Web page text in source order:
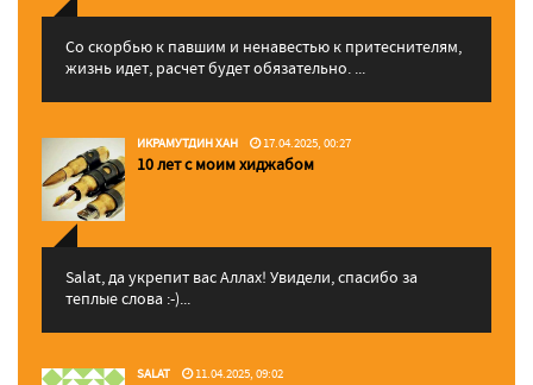
Со скорбью к павшим и ненавестью к притеснителям,
жизнь идет, расчет будет обязательно. ...
ИКРАМУТДИН ХАН 17.04.2025, 00:27
10 лет с моим хиджабом
Salat, да укрепит вас Аллаx! Увидели, спасибо за
теплые слова :-)...
SALAT 11.04.2025, 09:02